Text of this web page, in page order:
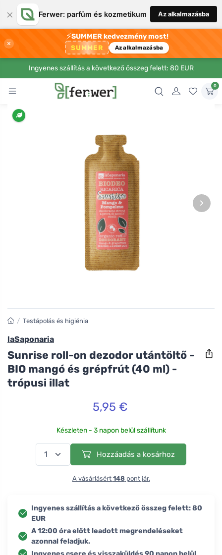
× Ferwer: parfüm és kozmetikum Az alkalmazásba
×
⚡SUMMER kedvezmény most!
SUMMER Az alkalmazásba
Ingyenes szállítás a következő összeg felett: 80 EUR
0
›
/ Testápolás és higiénia
laSaponaria
Sunrise roll-on dezodor utántöltő -
BIO mangó és grépfrút (40 ml) -
trópusi illat
5,95 €
Készleten - 3 napon belül szállítunk
Hozzáadás a kosárhoz
A vásárlásért 148pont jár.
Ingyenes szállítás a következő összeg felett: 80
EUR
A 12:00 óra előtt leadott megrendeléseket
azonnal feladjuk.